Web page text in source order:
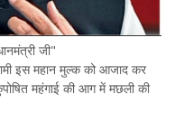
जी"
इस महान मुल्क को आजाद कर
महंगाई की आग में मछली की